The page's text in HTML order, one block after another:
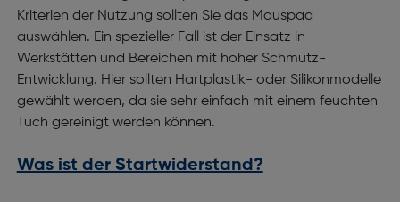
Kriterien der Nutzung sollten Sie das Mauspad
auswählen. Ein spezieller Fall ist der Einsatz in
Werkstätten und Bereichen mit hoher Schmutz-
Entwicklung. Hier sollten Hartplastik- oder Silikonmodelle
gewählt werden, da sie sehr einfach mit einem feuchten
Tuch gereinigt werden können.
Was ist der Startwiderstand?